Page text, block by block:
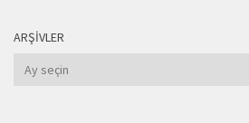
ARŞIVLER
Arşivler